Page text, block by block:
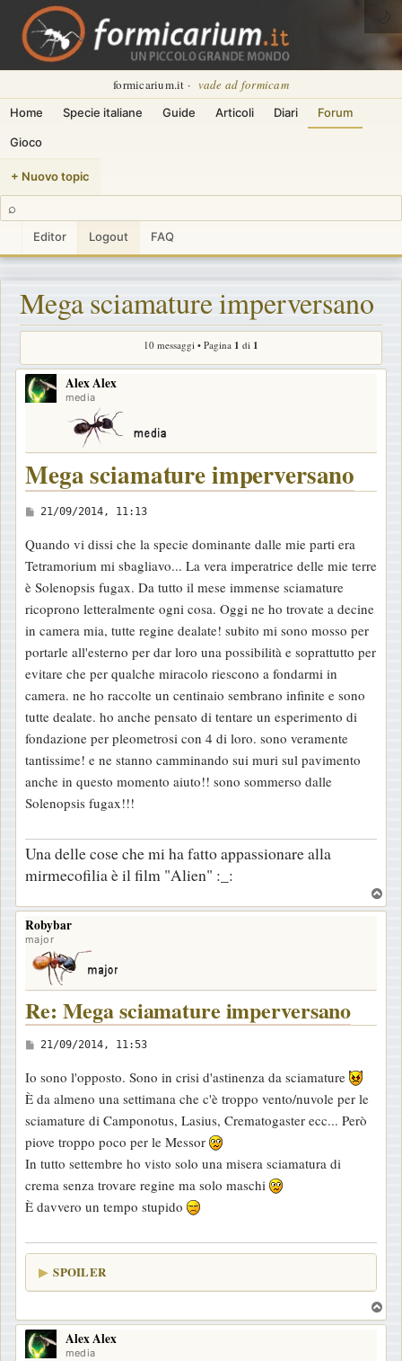
formicarium.it · vade ad formicam
Home Specie italiane Guide Articoli Diari Forum
Gioco
+ Nuovo topic
⌕
Editor Logout FAQ
🌙
Mega sciamature imperversano
10 messaggi • Pagina 1 di 1
Alex Alex
media
Mega sciamature imperversano
M
s
s
a
g
g
i
o
21/09/2014, 11:13
Quando vi dissi che la specie dominante dalle mie parti era
Tetramorium mi sbagliavo... La vera imperatrice delle mie terre
è Solenopsis fugax. Da tutto il mese immense sciamature
ricoprono letteralmente ogni cosa. Oggi ne ho trovate a decine
in camera mia, tutte regine dealate! subito mi sono mosso per
portarle all'esterno per dar loro una possibilità e soprattutto per
evitare che per qualche miracolo riescono a fondarmi in
camera. ne ho raccolte un centinaio sembrano infinite e sono
tutte dealate. ho anche pensato di tentare un esperimento di
fondazione per pleometrosi con 4 di loro. sono veramente
tantissime! e ne stanno camminando sui muri sul pavimento
anche in questo momento aiuto!! sono sommerso dalle
Solenopsis fugax!!!
Una delle cose che mi ha fatto appassionare alla
mirmecofilia è il film "Alien" :_:
o
Robybar
major
Re: Mega sciamature imperversano
M
s
s
a
g
g
i
o
21/09/2014, 11:53
Io sono l'opposto. Sono in crisi d'astinenza da sciamature
È da almeno una settimana che c'è troppo vento/nuvole per le
sciamature di Camponotus, Lasius, Crematogaster ecc... Però
piove troppo poco per le Messor
In tutto settembre ho visto solo una misera sciamatura di
crema senza trovare regine ma solo maschi
È davvero un tempo stupido
SPOILER
o
Alex Alex
media